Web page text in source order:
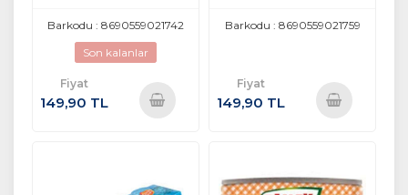
Barkodu : 8690559021742
Son kalanlar
Fiyat
149,90 TL
Barkodu : 8690559021759
Fiyat
149,90 TL